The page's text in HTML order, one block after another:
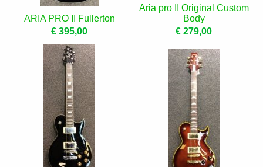
ARIA PRO II Fullerton
€ 395,00
Aria pro II Original Custom
Body
€ 279,00